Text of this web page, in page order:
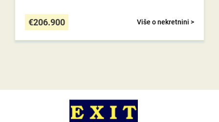
Više o nekretnini >
€206.900